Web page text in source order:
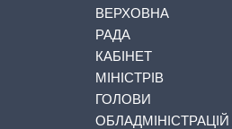
ВЕРХОВНА
РАДА
КАБІНЕТ
МІНІСТРІВ
ГОЛОВИ
ОБЛАДМІНІСТРАЦІЙ